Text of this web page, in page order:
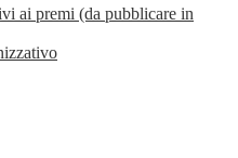
ai premi (da pubblicare in